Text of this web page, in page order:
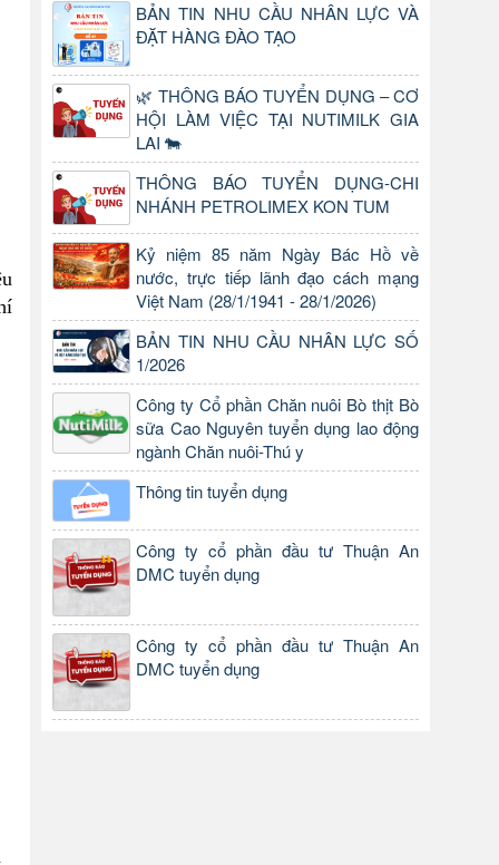
BẢN TIN NHU CẦU NHÂN LỰC VÀ
ĐẶT HÀNG ĐÀO TẠO
🌿 THÔNG BÁO TUYỂN DỤNG – CƠ
HỘI LÀM VIỆC TẠI NUTIMILK GIA
LAI 🐄
THÔNG BÁO TUYỂN DỤNG-CHI
NHÁNH PETROLIMEX KON TUM
Kỷ niệm 85 năm Ngày Bác Hồ về
nước, trực tiếp lãnh đạo cách mạng
Việt Nam (28/1/1941 - 28/1/2026)
BẢN TIN NHU CẦU NHÂN LỰC SỐ
1/2026
Công ty Cổ phần Chăn nuôi Bò thịt Bò
sữa Cao Nguyên tuyển dụng lao động
ngành Chăn nuôi-Thú y
Thông tin tuyển dụng
Công ty cổ phần đầu tư Thuận An
DMC tuyển dụng
Công ty cổ phần đầu tư Thuận An
DMC tuyển dụng